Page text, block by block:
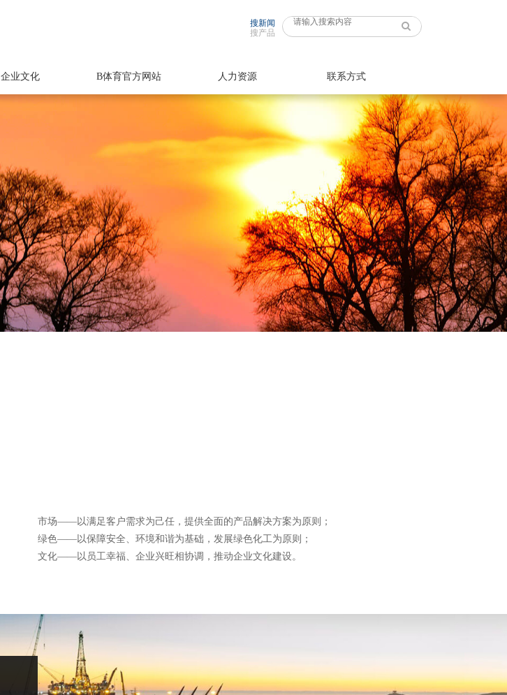
搜新闻
搜产品
企业文化 B体育官方网站 人力资源 联系方式
市场——以满足客户需求为己任，提供全面的产品解决方案为原则；
绿色——以保障安全、环境和谐为基础，发展绿色化工为原则；
文化——以员工幸福、企业兴旺相协调，推动企业文化建设。
两业并举 创造特色